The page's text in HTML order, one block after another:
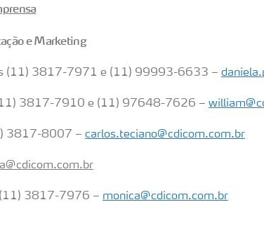
e Marketing
(11) 3817-7971 e (11) 99993-6633 –
3817-7910 e (11) 97648-7626 –
3817-8007 – carlos.teciano@cdicom.com.br
(11) 3817-7976 – monica@cdicom.com.br